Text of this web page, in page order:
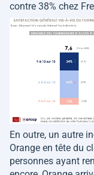
contre 38% chez
En outre, un autre
Orange en tête du
personnes ayant